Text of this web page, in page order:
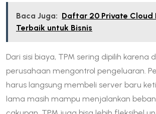
Baca Juga: Daftar 20 Private Cloud
Terbaik untuk Bisnis
Dari sisi biaya, TPM sering dipilih
perusahaan mengontrol pengeluaran.
harus langsung membeli server baru
lama masih mampu menjalankan beban